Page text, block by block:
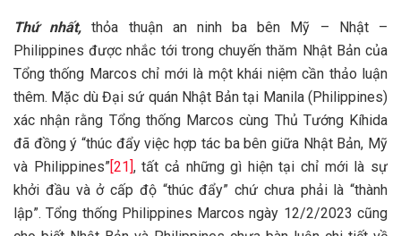
Thứ nhất, thỏa thuận an ninh ba bên Mỹ – Nhật –
Philippines được nhắc tới trong chuyến thăm Nhật Bản của
Tổng thống Marcos chỉ mới là một khái niệm cần thảo luận
thêm. Mặc dù Đại sứ quán Nhật Bản tại Manila (Philippines)
xác nhận rằng Tổng thống Marcos cùng Thủ Tướng Kíhida
đã đồng ý “thúc đẩy việc hợp tác ba bên giữa Nhật Bản, Mỹ
và Philippines”[21] , tất cả những gì hiện tại chỉ mới là sự
khởi đầu và ở cấp độ “thúc đẩy” chứ chưa phải là “thành
lập”. Tổng thống Philippines Marcos ngày 12/2/2023 cũng